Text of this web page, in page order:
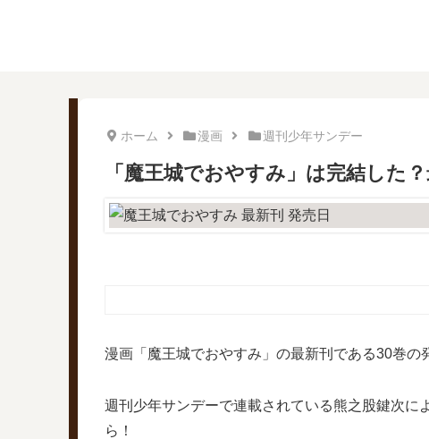
ホーム 漫画 週刊少年サンデー
「魔王城でおやすみ」は完結した
漫画「魔王城でおやすみ」の最新刊である30巻の
週刊少年サンデーで連載されている熊之股鍵次に
ら！